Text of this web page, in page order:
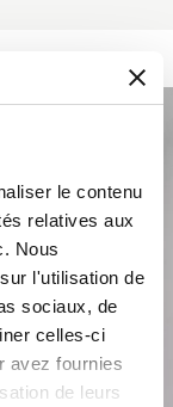
le contenu
relatives aux
Nous
l'utilisation de
sociaux, de
celles-ci
avez fournies
de leurs